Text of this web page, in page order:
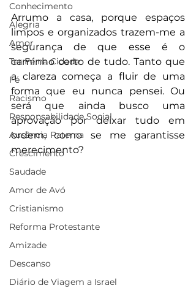
Conhecimento
Alegria
Amor
Ter Fé na Cidade
Fé
Racismo
Responsabilidade Social
Ausência Paterna
Crescimento
Saudade
Amor de Avó
Cristianismo
Reforma Protestante
Amizade
Descanso
Diário de Viagem a Israel
Arrumo a casa, porque espaços
limpos e organizados trazem-me a
segurança de que esse é o
caminho certo de tudo. Tanto que
a clareza começa a fluir de uma
forma que eu nunca pensei. Ou
será que ainda busco uma
aprovação por deixar tudo em
ordem, como se me garantisse
merecimento?